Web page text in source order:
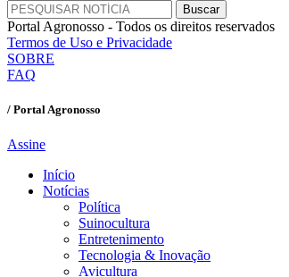
Portal Agronosso - Todos os direitos reservados
Termos de Uso e Privacidade
SOBRE
FAQ
/ Portal Agronosso
Assine
Início
Notícias
Política
Suinocultura
Entretenimento
Tecnologia & Inovação
Avicultura